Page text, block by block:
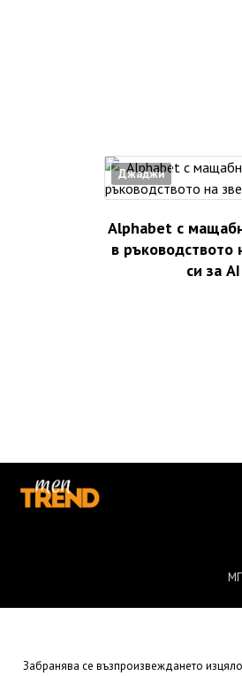
Джаджи
Alphabet с
в ръководството
си за AI
Забранява се възпроизвеждането